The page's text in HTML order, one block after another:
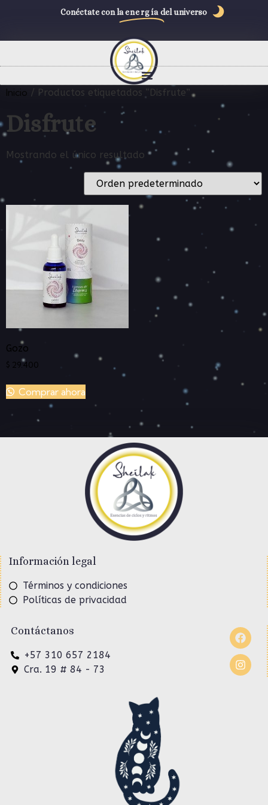
Conéctate con la energía del universo
Inicio / Productos etiquetados “Disfrute”
Disfrute
Mostrando el único resultado
Gozo
$ 29.400
Comprar ahora
Información legal
Términos y condiciones
Políticas de privacidad
Contáctanos
+57 310 657 2184
Cra. 19 # 84 - 73